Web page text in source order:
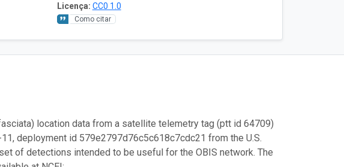
Licença: CC0 1.0
Como citar
location data from a satellite telemetry tag (ptt id 64709)
deployment id 579e2797d76c5c618c7cdc21 from the U.S.
of detections intended to be useful for the OBIS network. The